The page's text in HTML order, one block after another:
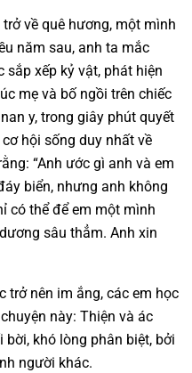
về quê hương, một mình
năm sau, anh ta mắc
xếp kỷ vật, phát hiện
mẹ và bố ngồi trên chiếc
y, trong giây phút quyết
hội sống duy nhất về
“Anh ước gì anh và em
biển, nhưng anh không
có thể để em một mình
sâu thẳm. Anh xin
trở nên im ắng, các em học
này: Thiện và ác
khó lòng phân biệt, bởi
người khác.